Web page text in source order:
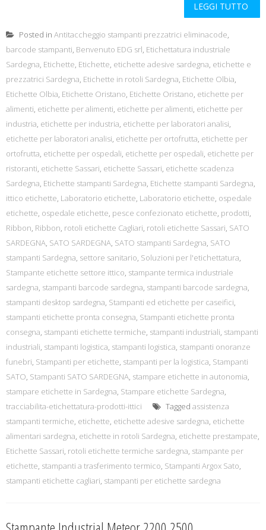
LEGGI TUTTO
Posted in Antitaccheggio stampanti prezzatrici eliminacode,
barcode stampanti, Benvenuto EDG srl, Etichettatura industriale
Sardegna, Etichette, Etichette, etichette adesive sardegna, etichette e
prezzatrici Sardegna, Etichette in rotoli Sardegna, Etichette Olbia,
Etichette Olbia, Etichette Oristano, Etichette Oristano, etichette per
alimenti, etichette per alimenti, etichette per alimenti, etichette per
industria, etichette per industria, etichette per laboratori analisi,
etichette per laboratori analisi, etichette per ortofrutta, etichette per
ortofrutta, etichette per ospedali, etichette per ospedali, etichette per
ristoranti, etichette Sassari, etichette Sassari, etichette scadenza
Sardegna, Etichette stampanti Sardegna, Etichette stampanti Sardegna,
ittico etichette, Laboratorio etichette, Laboratorio etichette, ospedale
etichette, ospedale etichette, pesce confezionato etichette, prodotti,
Ribbon, Ribbon, rotoli etichette Cagliari, rotoli etichette Sassari, SATO
SARDEGNA, SATO SARDEGNA, SATO stampanti Sardegna, SATO
stampanti Sardegna, settore sanitario, Soluzioni per l'etichettatura,
Stampante etichette settore ittico, stampante termica industriale
sardegna, stampanti barcode sardegna, stampanti barcode sardegna,
stampanti desktop sardegna, Stampanti ed etichette per caseifici,
stampanti etichette pronta consegna, Stampanti etichette pronta
consegna, stampanti etichette termiche, stampanti industriali, stampanti
industriali, stampanti logistica, stampanti logistica, stampanti onoranze
funebri, Stampanti per etichette, stampanti per la logistica, Stampanti
SATO, Stampanti SATO SARDEGNA, stampare etichette in autonomia,
stampare etichette in Sardegna, Stampare etichette Sardegna,
tracciabilita-etichettatura-prodotti-ittici
Tagged assistenza
stampanti termiche, etichette, etichette adesive sardegna, etichette
alimentari sardegna, etichette in rotoli Sardegna, etichette prestampate,
Etichette Sassari, rotoli etichette termiche sardegna, stampante per
etichette, stampanti a trasferimento termico, Stampanti Argox Sato,
stampanti etichette cagliari, stampanti per etichette sardegna